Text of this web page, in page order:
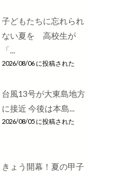
子どもたちに忘れられ
ない夏を 高校生が
「...
2026/08/06 に投稿された
台風13号が大東島地方
に接近 今後は本島...
2026/08/05 に投稿された
きょう開幕！夏の甲子